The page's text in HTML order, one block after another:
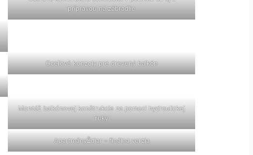
prípravou na zábradlie
Oceľové konzoly pre drevený balkón
Montáž balkónovej konštrukcie za pomoci hydraulickej
ruky
ApartmányŽdiar – finálna verzia